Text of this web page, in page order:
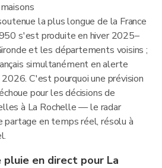
la plus longue de la France
s'est produite en hiver 2025–
et les départements voisins ;
simultanément en alerte
C'est pourquoi une prévision
pour les décisions de
à La Rochelle — le radar
en temps réel, résolu à
en direct pour La